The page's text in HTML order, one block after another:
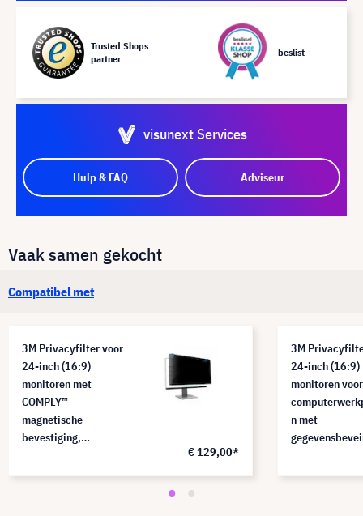
Trusted Shops
partner
beslist
visunext Services
Hulp & FAQ Adviseur
Vaak samen gekocht
Compatibel met
3M Privacyfilter voor
24-inch (16:9)
monitoren met
COMPLY™
magnetische
bevestiging,
€ 129,00*
3M
24-inch (16:9)
monitoren voor
n met